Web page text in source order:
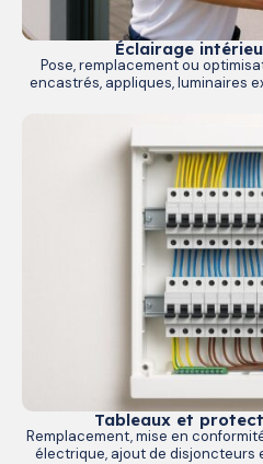
Éclairage
Pose, remplacement ou
encastrés, appliques, luminaires
Tableaux et
Remplacement, mise en
électrique, ajout de disjoncteurs